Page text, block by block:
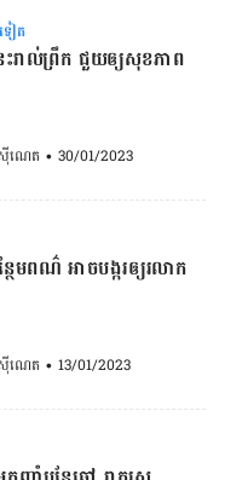
ៀត
េះរាល់ព្រឹក ជួយឲ្យសុខភាព
ស៊ីណេត • 30/01/2023
ថែមពណ៌ អាចបង្ករឲ្យរលាក
ស៊ីណេត • 13/01/2023